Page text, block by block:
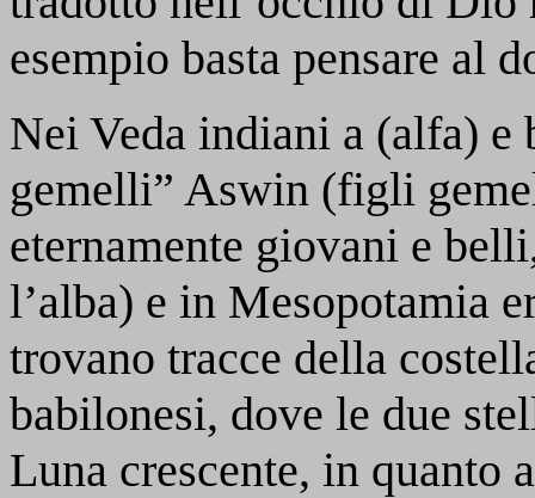
esempio basta pensare al
Nei Veda indiani a (alfa) e
gemelli” Aswin (figli
eternamente giovani e
l’alba) e in Mesopotamia
trovano tracce della
babilonesi, dove le due
Luna crescente, in quanto